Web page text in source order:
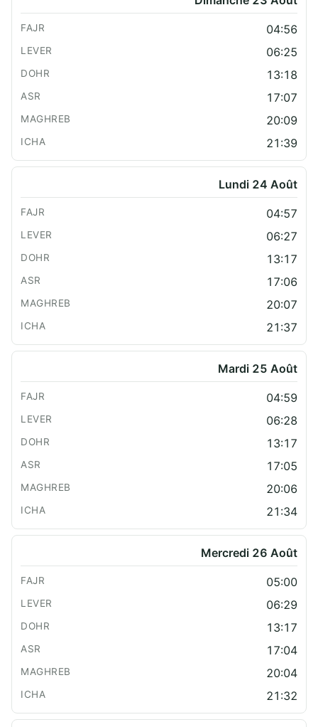
04:56
06:25
13:18
17:07
20:09
21:39
Lundi 24 Août
04:57
06:27
13:17
17:06
20:07
21:37
Mardi 25 Août
04:59
06:28
13:17
17:05
20:06
21:34
Mercredi 26 Août
05:00
06:29
13:17
17:04
20:04
21:32